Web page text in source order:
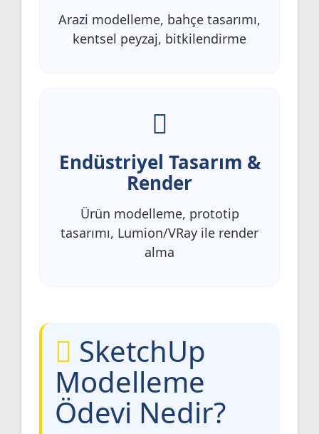
Arazi modelleme, bahçe tasarımı,
kentsel peyzaj, bitkilendirme
Endüstriyel Tasarım &
Render
Ürün modelleme, prototip
tasarımı, Lumion/VRay ile render
alma
SketchUp
Modelleme
Ödevi Nedir?